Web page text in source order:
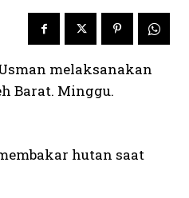
melaksanakan
Barat. Minggu.
hutan saat